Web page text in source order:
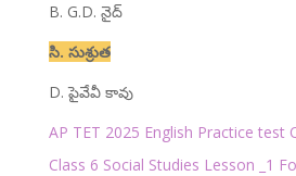
B. G.D. నైద్
సి. సుశ్రుత
D. పైవేవీ కావు
AP TET 2025 English Practice test
Class 6 Social Studies Lesson _1